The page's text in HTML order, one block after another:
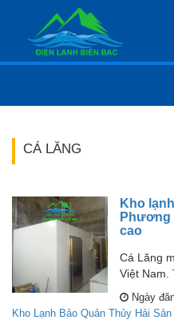
CÁ LĂNG
Kho
Phương
cao
Cá Lăng
Việt Nam.
Ngày
Kho Lạnh Bảo Quản Thủy Hải Sản